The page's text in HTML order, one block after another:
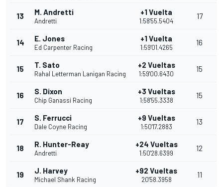
13 M. Andretti
Andretti
+1 Vuelta
1:58'55.5404
17
14 E. Jones
Ed Carpenter Racing
+1 Vuelta
1:59'01.4265
16
15 T. Sato
Rahal Letterman Lanigan Racing
+2 Vueltas
1:59'00.6430
15
16 S. Dixon
Chip Ganassi Racing
+3 Vueltas
1:58'55.3338
15
17 S. Ferrucci
Dale Coyne Racing
+9 Vueltas
1:50'17.2883
13
18 R. Hunter-Reay
Andretti
+24 Vueltas
1:50'28.6399
12
19 J. Harvey
Michael Shank Racing
+92 Vueltas
20'58.3958
11